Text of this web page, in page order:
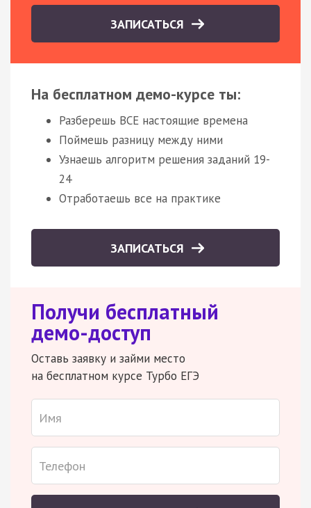
ЗАПИСАТЬСЯ
На бесплатном демо-курсе ты:
Разберешь ВСЕ настоящие времена
Поймешь разницу между ними
Узнаешь алгоритм решения заданий 19-
24
Отработаешь все на практике
ЗАПИСАТЬСЯ
Получи бесплатный
демо-доступ
Оставь заявку и займи место
на бесплатном курсе Турбо ЕГЭ